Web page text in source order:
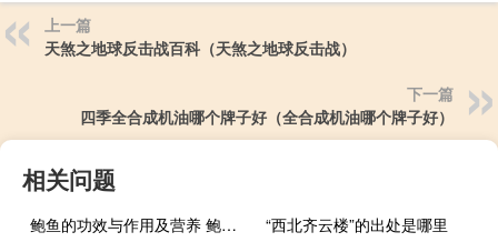
上一篇
天煞之地球反击战百科（天煞之地球反击战）
下一篇
四季全合成机油哪个牌子好（全合成机油哪个牌子好）
相关问题
鲍鱼的功效与作用及营养 鲍鱼的功效与作用及营养简述
“西北齐云楼”的出处是哪里